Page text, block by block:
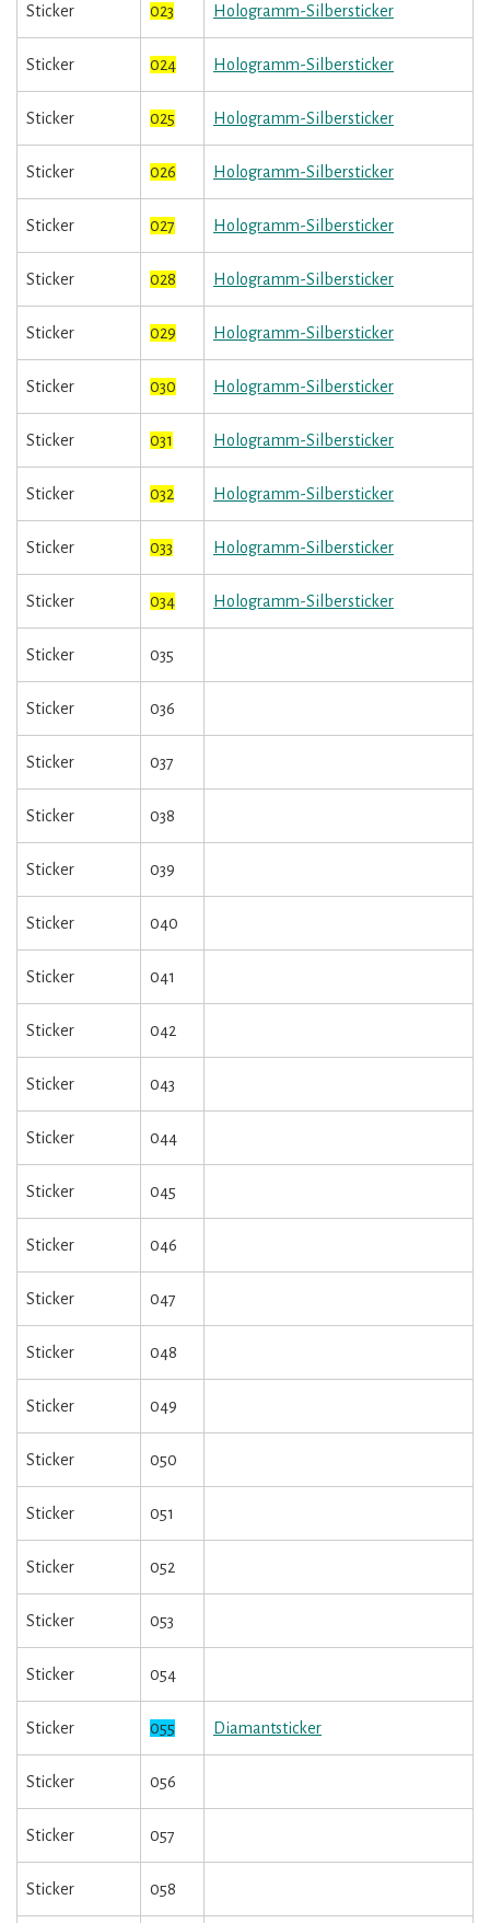
Sticker 023 Hologramm-Silbersticker
Sticker 024 Hologramm-Silbersticker
Sticker 025 Hologramm-Silbersticker
Sticker 026 Hologramm-Silbersticker
Sticker 027 Hologramm-Silbersticker
Sticker 028 Hologramm-Silbersticker
Sticker 029 Hologramm-Silbersticker
Sticker 030 Hologramm-Silbersticker
Sticker 031 Hologramm-Silbersticker
Sticker 032 Hologramm-Silbersticker
Sticker 033 Hologramm-Silbersticker
Sticker 034 Hologramm-Silbersticker
Sticker 035
Sticker 036
Sticker 037
Sticker 038
Sticker 039
Sticker 040
Sticker 041
Sticker 042
Sticker 043
Sticker 044
Sticker 045
Sticker 046
Sticker 047
Sticker 048
Sticker 049
Sticker 050
Sticker 051
Sticker 052
Sticker 053
Sticker 054
Sticker 055 Diamantsticker
Sticker 056
Sticker 057
Sticker 058